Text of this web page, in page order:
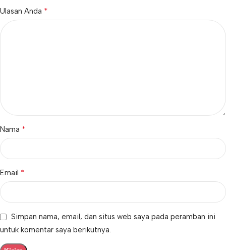
Ulasan Anda *
Nama *
Email *
Simpan nama, email, dan situs web saya pada peramban ini
untuk komentar saya berikutnya.